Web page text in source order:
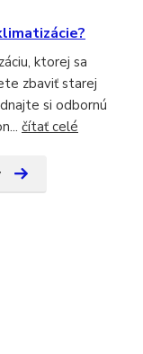
ktorej sa
zbaviť starej
si odbornú
čítať celé